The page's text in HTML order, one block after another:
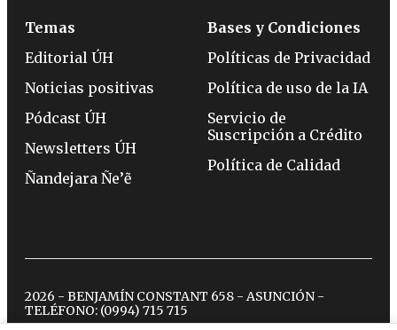
Temas
Editorial ÚH
Noticias positivas
Pódcast ÚH
Newsletters ÚH
Ñandejara Ñe’ẽ
Bases y Condiciones
Políticas de Privacidad
Política de uso de la IA
Servicio de
Suscripción a Crédito
Política de Calidad
2026 - BENJAMÍN CONSTANT 658 - ASUNCIÓN -
TELÉFONO: (0994) 715 715